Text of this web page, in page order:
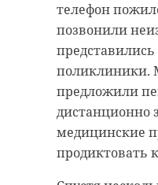
телефон
позвонили
предложили
дистанционно
медицинские
продиктовать